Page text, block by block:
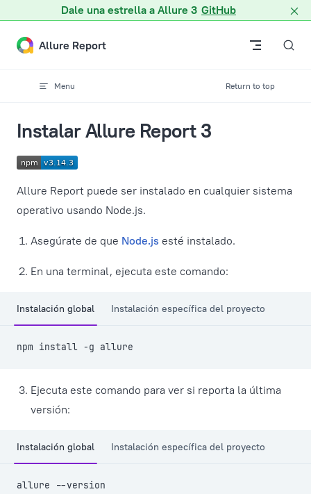
Dale una estrella a Allure 3 GitHub
Skip to content
Allure Report
Menu Return to top
Instalar Allure Report 3
Allure Report puede ser instalado en cualquier sistema
operativo usando Node.js.
Asegúrate de que Node.js esté instalado.
En una terminal, ejecuta este comando:
Instalación global Instalación específica del proyecto
npm install -g allure
Ejecuta este comando para ver si reporta la última
versión:
Instalación global Instalación específica del proyecto
allure --version